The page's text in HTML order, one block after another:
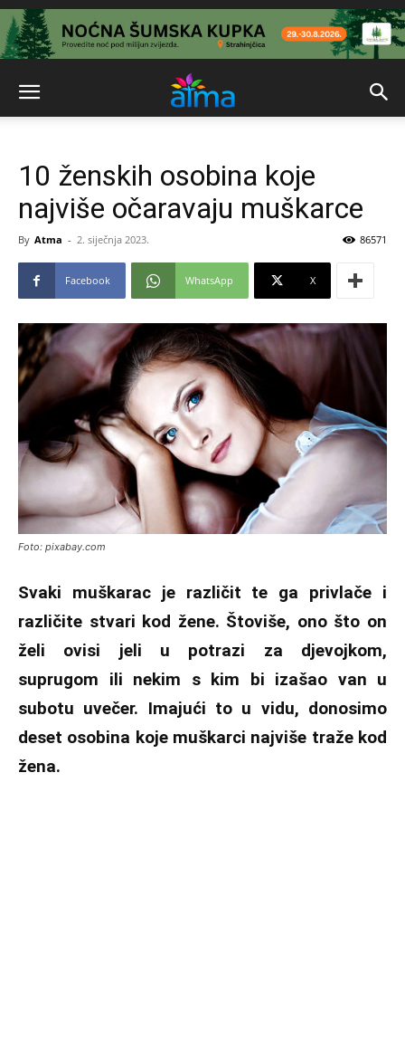
10 ženskih osobina koje
najviše očaravaju muškarce
By Atma - 2. siječnja 2023. 86571
Facebook WhatsApp X
Foto: pixabay.com
Svaki muškarac je različit te ga privlače i
različite stvari kod žene. Štoviše, ono što on
želi ovisi jeli u potrazi za djevojkom,
suprugom ili nekim s kim bi izašao van u
subotu uvečer. Imajući to u vidu, donosimo
deset osobina koje muškarci najviše traže kod
žena.